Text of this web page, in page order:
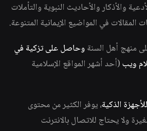
والأذكار والأحاديث النبوية والتأملات
المقالات في المواضيع الإيمانية المتنوعة.
منهج أهل السنة وحاصل على تزكية في
ويب (أحد أشهر المواقع الإسلامية
الذكية، يوفر الكثير من محتوى
ولا يحتاج للاتصال بالانترنت